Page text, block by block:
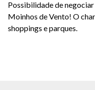
Possibilidade de
Moinhos de Vento! O
shoppings e parques.